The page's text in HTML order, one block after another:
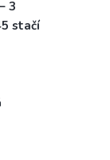
3
stačí